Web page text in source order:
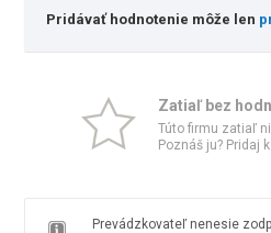
Pridávať hodnotenie môže len
Zatiaľ bez
Túto firmu zatiaľ
Poznáš ju? Pridaj
Prevádzkovateľ nenesie